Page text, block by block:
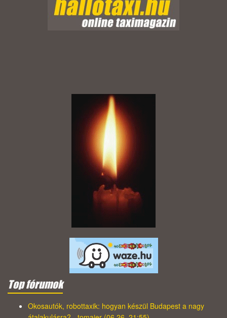
Top fórumok
Okosautók, robottaxik: hogyan készül Budapest a nagy